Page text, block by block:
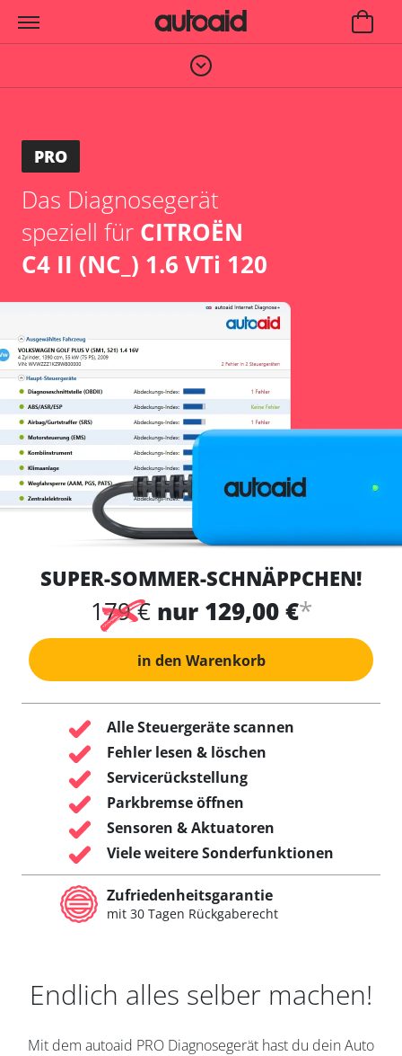
PRO
Das Diagnosegerät
speziell für CITROËN
C4 II (NC_) 1.6 VTi 120
SUPER-SOMMER-SCHNÄPPCHEN!
179 € nur 129,00 €*
in den Warenkorb
Alle Steuergeräte scannen
Fehler lesen & löschen
Servicerückstellung
Parkbremse öffnen
Sensoren & Aktuatoren
Viele weitere Sonderfunktionen
Zufriedenheitsgarantie
mit 30 Tagen Rückgaberecht
Endlich alles selber machen!
Mit dem autoaid PRO Diagnosegerät hast du dein Auto